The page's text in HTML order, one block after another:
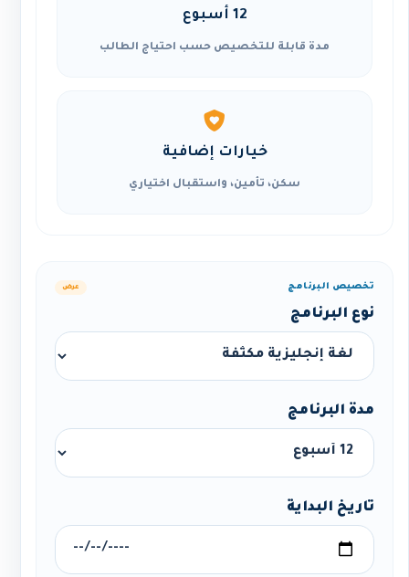
12 أسبوع
مدة قابلة للتخصيص حسب احتياج الطالب
خيارات إضافية
سكن، تأمين، واستقبال اختياري
تخصيص البرنامج عرض
نوع البرنامج
مدة البرنامج
تاريخ البداية